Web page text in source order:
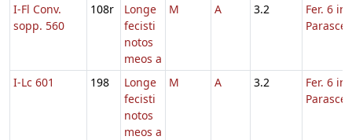
I-Fl Conv.
sopp. 560
108r
Longe
fecisti
notos
meos a
M A 3.2
Fer. 6 in
I-Lc 601 198
Longe
fecisti
notos
meos a
M A 3.2
Fer. 6 in